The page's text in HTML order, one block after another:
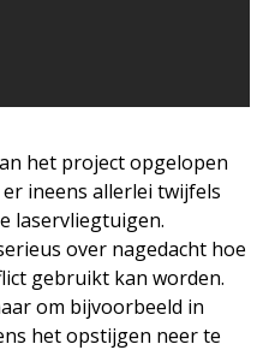
het project opgelopen
ineens allerlei twijfels
laservliegtuigen.
over nagedacht hoe
gebruikt kan worden.
om bijvoorbeeld in
het opstijgen neer te